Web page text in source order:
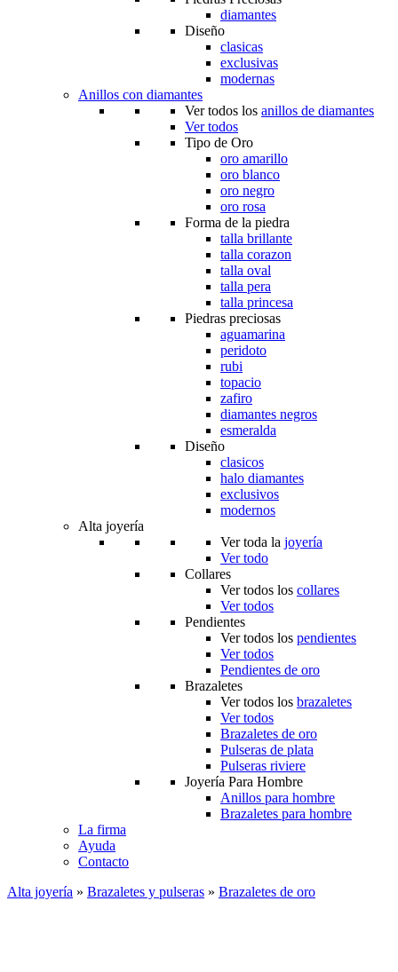
diamantes
Diseño
clasicas
exclusivas
modernas
Anillos con diamantes
Ver todos los anillos de diamantes
Ver todos
Tipo de Oro
oro amarillo
oro blanco
oro negro
oro rosa
Forma de la piedra
talla brillante
talla corazon
talla oval
talla pera
talla princesa
Piedras preciosas
aguamarina
peridoto
rubi
topacio
zafiro
diamantes negros
esmeralda
Diseño
clasicos
halo diamantes
exclusivos
modernos
Alta joyería
Ver toda la joyería
Ver todo
Collares
Ver todos los collares
Ver todos
Pendientes
Ver todos los pendientes
Ver todos
Pendientes de oro
Brazaletes
Ver todos los brazaletes
Ver todos
Brazaletes de oro
Pulseras de plata
Pulseras riviere
Joyería Para Hombre
Anillos para hombre
Brazaletes para hombre
La firma
Ayuda
Contacto
Alta joyería » Brazaletes y pulseras » Brazaletes de oro